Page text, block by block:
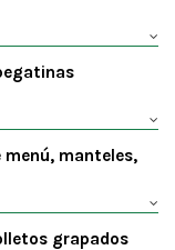
manteles,
grapados